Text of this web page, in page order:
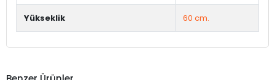
Yükseklik 60 cm.